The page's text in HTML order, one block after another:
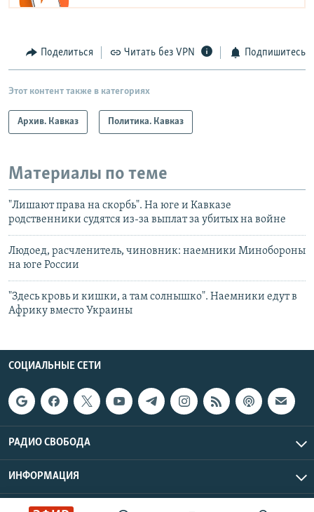
Поделиться Читать без VPN Подпишитесь
Этот контент также в категориях
Архив. Кавказ Политика. Кавказ
Материалы по теме
"Лишают права на скорбь". На юге и Кавказе
родственники судятся из-за выплат за убитых на войне
Людоед, расчленитель, чиновник: наемники Минобороны
на юге России
"Здесь кровь и кишки, а там солнышко". Наемники едут в
Африку вместо Украины
СОЦИАЛЬНЫЕ СЕТИ
РАДИО СВОБОДА
ИНФОРМАЦИЯ